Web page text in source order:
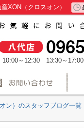
XON（クロスオン）
10:00～12:30 13:30～17:00
ン）のスタッフブログ一覧